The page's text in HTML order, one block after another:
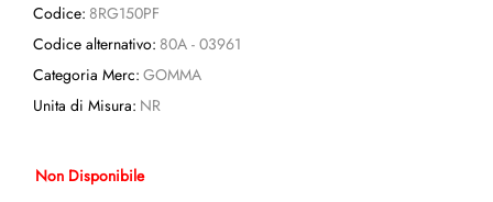
Codice: 8RG150PF
Codice alternativo: 80A - 03961
Categoria Merc: GOMMA
Unita di Misura: NR
Non Disponibile